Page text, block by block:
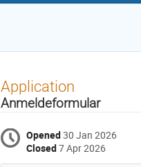
Application
Anmeldeformular
Opened30 Jan 2026
Closed7 Apr 2026